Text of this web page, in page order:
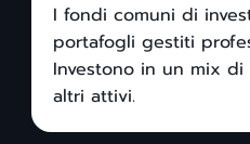
I fondi comuni di
portafogli gestiti
Investono in un mix
altri attivi.